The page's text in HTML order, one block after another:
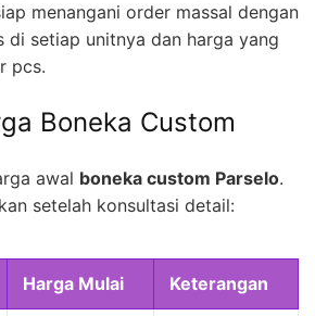
menangani order massal dengan
di setiap unitnya dan harga yang
pcs.
Boneka Custom
awal boneka custom Parselo.
setelah konsultasi detail:
Harga Mulai Keterangan